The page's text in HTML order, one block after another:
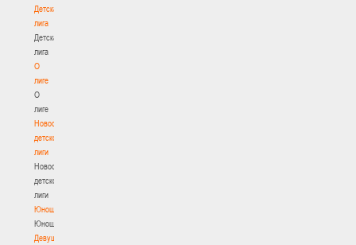
Детская
лига
Детская
лига
О
лиге
О
лиге
Новости
детской
лиги
Новости
детской
лиги
Юноши
Юноши
Девушки